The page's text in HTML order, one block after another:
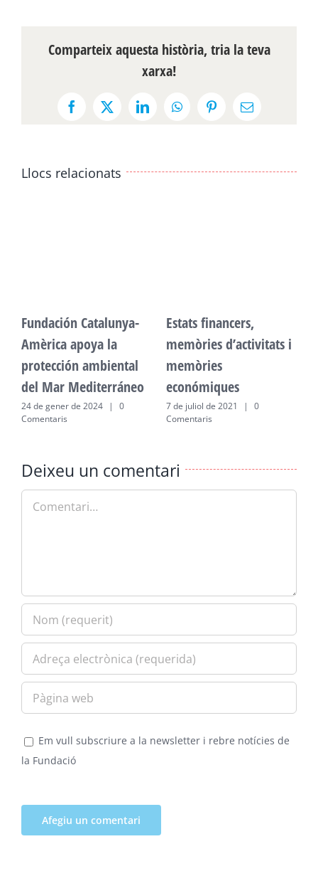
Comparteix aquesta història, tria la teva
xarxa!
Facebook
X LinkedInWhatsAppPinterestEmail:
Llocs relacionats
Fundación Catalunya-
Amèrica apoya la
protección ambiental
del Mar Mediterráneo
24 de gener de 2024 |
0
Comentaris
Estats financers,
memòries d’activitats i
memòries
económiques
7 de juliol de 2021 |
0
Comentaris
Deixeu un comentari
Em vull subscriure a la newsletter i rebre notícies de
la Fundació